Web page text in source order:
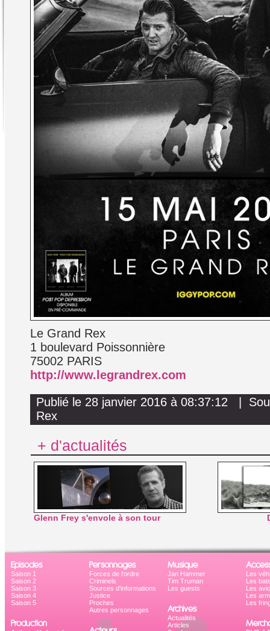
Le Grand Rex
1 boulevard Poissonnière
75002 PARIS
http://www.legrandrex.com
Publié le 28 janvier 2016 à 08:37:12 |
Rex
+ d'actualités
Glenn Frey s'envole à son tour
Episodes
Saison 1
Saison 2
Saison 3
Saison 4
Saison 5
Production
Personnages
Forces de l'ordre
Criminels
Sources d'informations
Justice
Proches
Autres personnages
Musique
Jan Hammer
Tim Truman
Les guests
Archives
Actualités
Articles
Les
Les
Les
Les
Les